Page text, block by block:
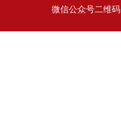
微信公众号二维码